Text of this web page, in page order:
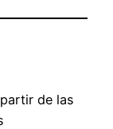
de las